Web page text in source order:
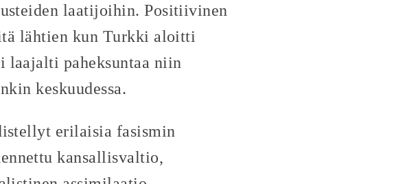
laatijoihin. Positiivinen
lähtien kun Turkki aloitti
laajalti paheksuntaa niin
keskuudessa.
erilaisia fasismin
kansallisvaltio,